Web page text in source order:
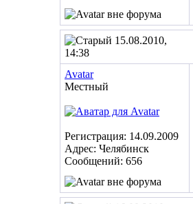
15.08.2010,
14:38
Avatar
Местный
Регистрация: 14.09.2009
Адрес: Челябинск
Сообщений: 656